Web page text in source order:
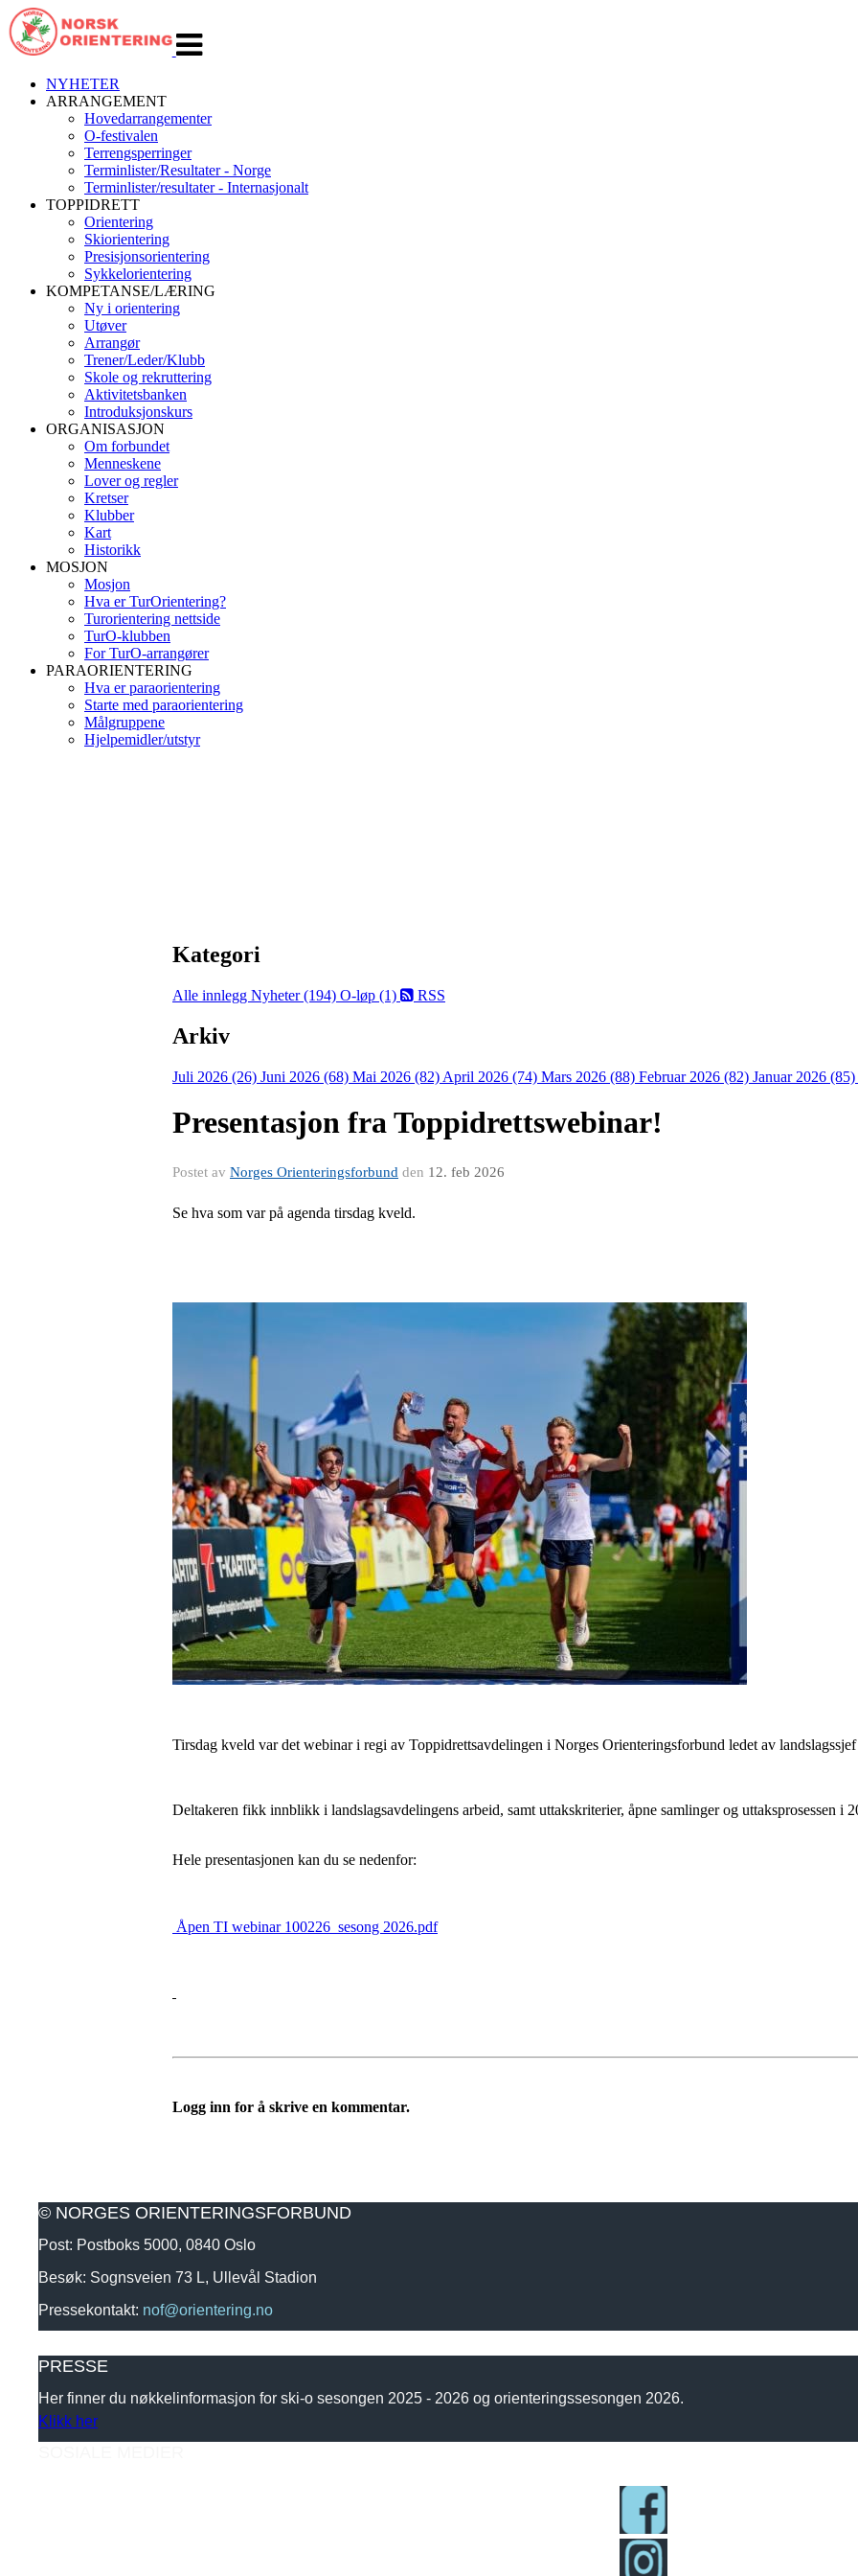
navigasjon
NYHETER
ARRANGEMENT
Hovedarrangementer
O-festivalen
Terrengsperringer
Terminlister/Resultater - Norge
Terminlister/resultater - Internasjonalt
TOPPIDRETT
Orientering
Skiorientering
Presisjonsorientering
Sykkelorientering
KOMPETANSE/LÆRING
Ny i orientering
Utøver
Arrangør
Trener/Leder/Klubb
Skole og rekruttering
Aktivitetsbanken
Introduksjonskurs
ORGANISASJON
Om forbundet
Menneskene
Lover og regler
Kretser
Klubber
Kart
Historikk
MOSJON
Mosjon
Hva er TurOrientering?
Turorientering nettside
TurO-klubben
For TurO-arrangører
PARAORIENTERING
Hva er paraorientering
Starte med paraorientering
Målgruppene
Hjelpemidler/utstyr
Kategori
Alle innlegg Nyheter (194) O-løp (1) RSS
Arkiv
Juli 2026 (26) Juni 2026 (68) Mai 2026 (82) April 2026 (74) Mars 2026 (88) Februar 2026 (82) Januar 2026 (85)
Presentasjon fra Toppidrettswebinar!
Postet av Norges Orienteringsforbund den 12. feb 2026
Se hva som var på agenda tirsdag kveld.
Tirsdag kveld var det webinar i regi av Toppidrettsavdelingen i Norges Orienteringsforbund ledet av landslagssjef
Deltakeren fikk innblikk i landslagsavdelingens arbeid, samt uttakskriterier, åpne samlinger og uttaksprosessen i
Hele presentasjonen kan du se nedenfor:
Åpen TI webinar 100226_sesong 2026.pdf
Logg inn for å skrive en kommentar.
© NORGES ORIENTERINGSFORBUND
Post: Postboks 5000, 0840 Oslo
Besøk: Sognsveien 73 L, Ullevål Stadion
Pressekontakt: nof@orientering.no
PRESSE
Her finner du nøkkelinformasjon for ski-o sesongen 2025 - 2026 og orienteringssesongen 2026.
Klikk her